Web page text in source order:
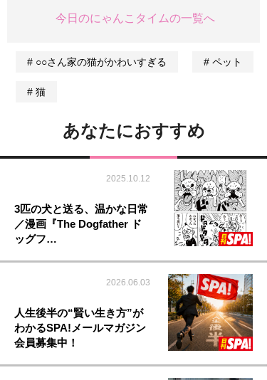
今日のにゃんこタイムの一覧へ
○○さん家の猫がかわいすぎる ペット
猫
あなたにおすすめ
2025.10.12
3匹の犬と送る、温かな日常
／漫画『The Dogfather ド
ッグフ…
2026.06.03
人生後半の“賢い生き方”が
わかるSPA!メールマガジン
会員募集中！